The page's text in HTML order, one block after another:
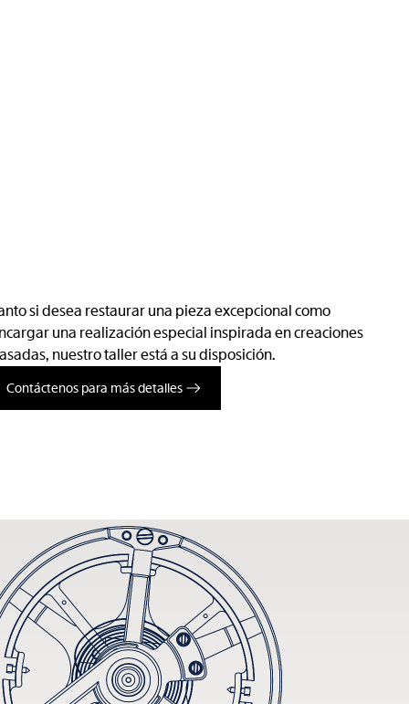
si desea restaurar una pieza excepcional como
una realización especial inspirada en creaciones
nuestro taller está a su disposición.
Contáctenos para más detalles